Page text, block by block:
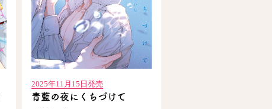
2025年11月15日発売
青藍の夜にくちづけて